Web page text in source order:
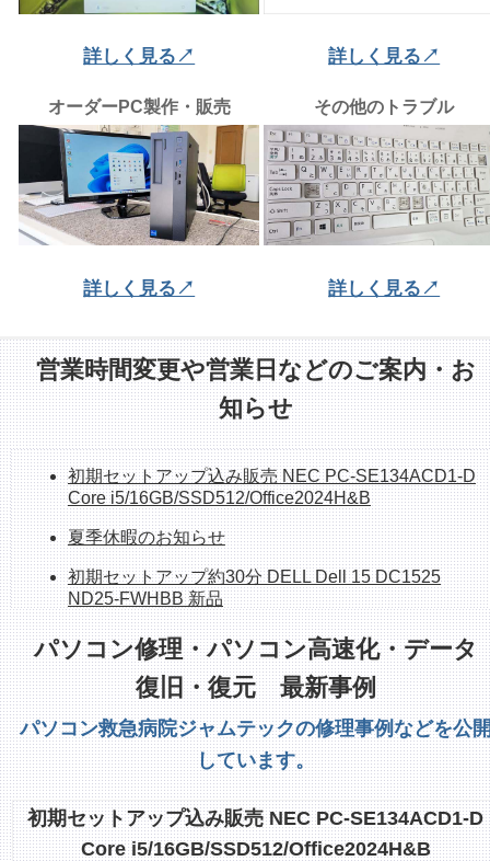
詳しく見る↗ 詳しく見る↗
オーダーPC製作・販売
詳しく見る↗
その他のトラブル
詳しく見る↗
営業時間変更や営業日などのご案内・お
知らせ
初期セットアップ込み販売 NEC PC-SE134ACD1-D
Core i5/16GB/SSD512/Office2024H&B
夏季休暇のお知らせ
初期セットアップ約30分 DELL Dell 15 DC1525
ND25-FWHBB 新品
持ち帰れます！ NEC PC-GE33EJYA2 512GB
SSD、16G、OfficeH&B
ホームページシステム更新作業中のお知らせ
整備済み中古デスクトップPC 販売中 富士通
ESPLIMO D586/M
整備済み中古PC販売中 富士通FH70/D1 1TB
SSD/Corei7/8GB/23.8インチ/Office
パソコン修理・パソコン高速化・データ
復旧・復元 最新事例
パソコン救急病院ジャムテックの修理事例などを公
しています。
初期セットアップ込み販売 NEC PC-SE134ACD1-D
Core i5/16GB/SSD512/Office2024H&B